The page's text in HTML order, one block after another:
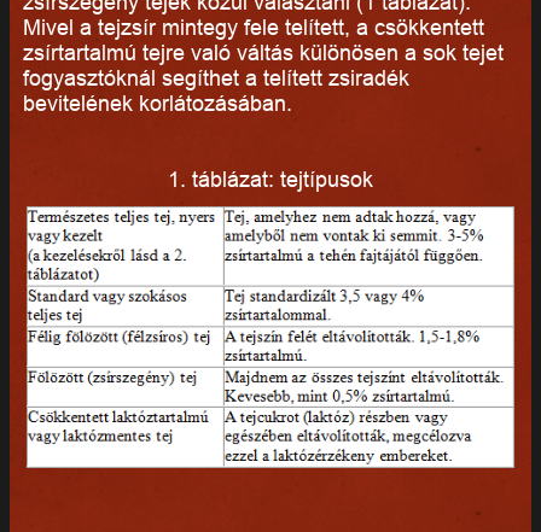
Mivel a tejzsír mintegy fele telített, a csökkentett
zsírtartalmú tejre való váltás különösen a sok tejet
fogyasztóknál segíthet a telített zsiradék
bevitelének korlátozásában.
1. táblázat: tejtípusok